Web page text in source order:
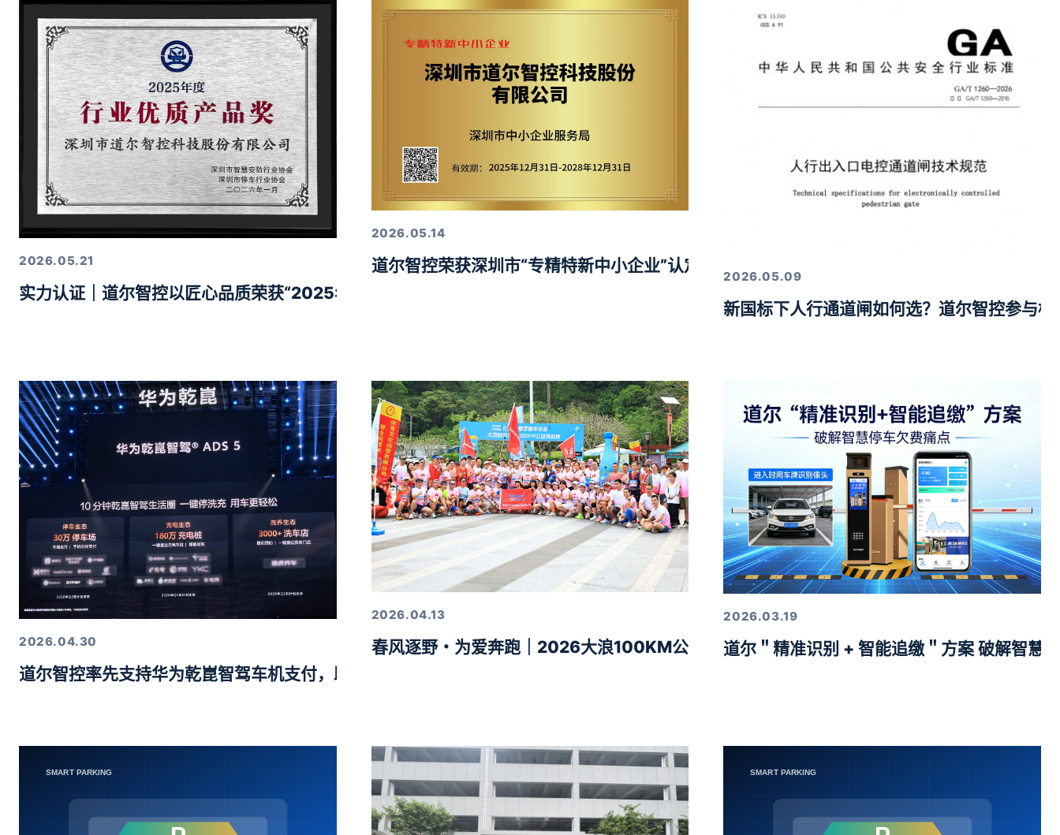
2026.05.21
实力认证｜道尔智控以匠心品质荣获“2025年度行业优质产品奖”
2026.05.14
道尔智控荣获深圳市“专精特新中小企业”认定，以硬核技术筑牢行业标杆
2026.05.09
新国标下人行通道闸如何选？道尔智控参与
2026.04.30
道尔智控率先支持华为乾崑智驾车机支付，助力10分钟智驾生活圈落地
2026.04.13
春风逐野・为爱奔跑｜2026大浪100KM公益挑战赛圆满举行
2026.03.19
道尔＂精准识别 + 智能追缴＂方案 破解智慧